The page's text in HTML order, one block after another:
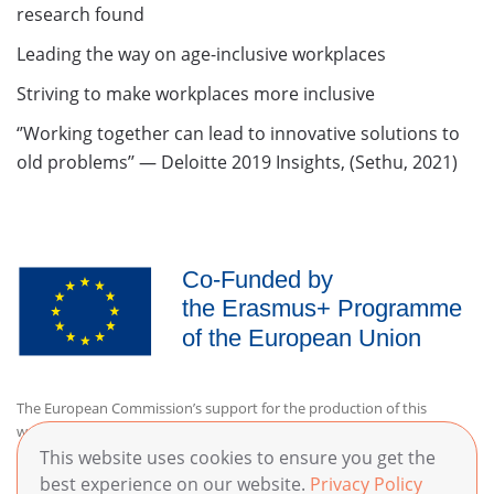
research found
Leading the way on age-inclusive workplaces
Striving to make workplaces more inclusive
‘’Working together can lead to innovative solutions to
old problems’’ — Deloitte 2019 Insights, (Sethu, 2021)
The European Commission’s support for the production of this
website does not constitute an endorsement of the contents, which
reflect the views only of the authors, and the Commission cannot be
held responsible for any use which may be made of the information
This website uses cookies to ensure you get the
best experience on our website. Privacy Policy